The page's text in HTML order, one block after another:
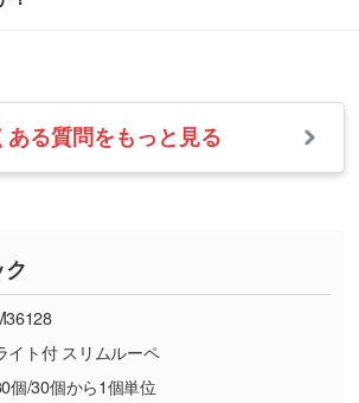
ラデーションや濃淡を表現した
る
カラーを使って印刷したい／印
がある
などのカラーチップの指定や、
したいときは淡い印刷色が映え
ただいた印刷色が本体色に合わ
上がりに影響しそうな場合は、ス
品が損傷・故障している場合
なる商品が届いた場合
った場合
品の良品基準について
できない場合】
商品を加工された場合、または
スタッフよりメールにてご連絡
はお電話でのご質問も受け付けて
9911 営業時間10:00～
除く)
ォームはこちら
ある質問をもっと見る
イト付 スリムルーペ
個/30個から1個単位